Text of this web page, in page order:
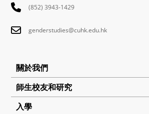
(852) 3943-1429
genderstudies@cuhk.edu.hk
關於我們
師生校友和研究
入學